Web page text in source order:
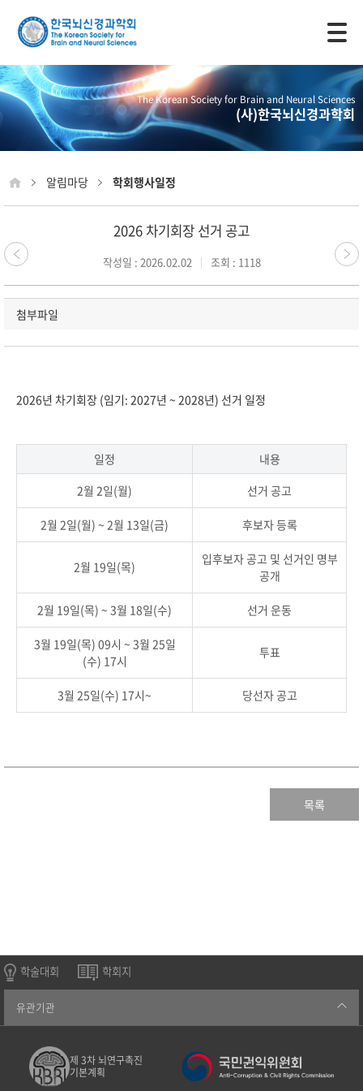
The Korean Society for Brain and Neural Sciences
(사)한국뇌신경과학회
알림마당 학회행사일정
2026 차기회장 선거 공고
작성일 : 2026.02.02 조회 : 1118
첨부파일
2026년 차기회장 (임기: 2027년 ~ 2028년) 선거 일정
일정
내용
2월 2일(월)
선거 공고
2월 2일(월) ~ 2월 13일(금) 후보자 등록
2월 19일(목)
입후보자 공고 및 선거인 명부
공개
2월 19일(목) ~ 3월 18일(수) 선거 운동
3월 19일(목) 09시 ~ 3월 25일
(수) 17시
투표
3월 25일(수) 17시~ 당선자 공고
목록
학술대회 학회지
유관기관
제 3차 뇌연구촉진
기본계획